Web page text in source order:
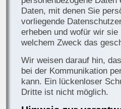
Daten, mit denen Sie
vorliegende
erheben und wofür wir
welchem Zweck das
Wir weisen darauf hin,
bei der Kommunikation
kann. Ein lückenloser
Dritte ist nicht möglich.